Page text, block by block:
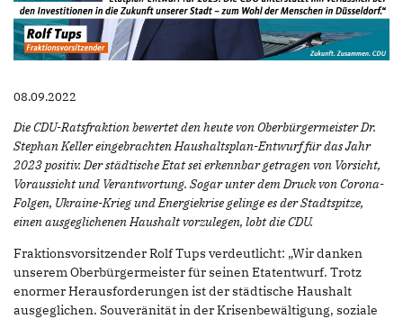
08.09.2022
Die CDU-Ratsfraktion bewertet den heute von Oberbürgermeister Dr.
Stephan Keller eingebrachten Haushaltsplan-Entwurf für das Jahr
2023 positiv. Der städtische Etat sei erkennbar getragen von Vorsicht,
Voraussicht und Verantwortung. Sogar unter dem Druck von Corona-
Folgen, Ukraine-Krieg und Energiekrise gelinge es der Stadtspitze,
einen ausgeglichenen Haushalt vorzulegen, lobt die CDU.
Fraktionsvorsitzender Rolf Tups verdeutlicht: „Wir danken
unserem Oberbürgermeister für seinen Etatentwurf. Trotz
enormer Herausforderungen ist der städtische Haushalt
ausgeglichen. Souveränität in der Krisenbewältigung, soziale